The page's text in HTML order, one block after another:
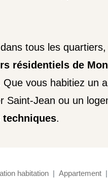
tous les quartiers,
résidentiels de
Que vous habitiez un
Saint-Jean ou un
.
habitation Appartement